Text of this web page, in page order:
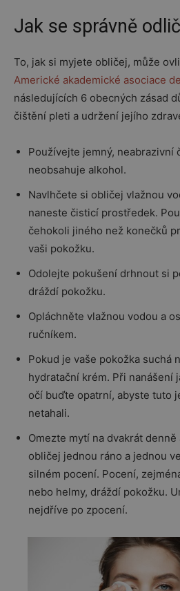
Jak se správně
To, jak si myjete obličej, může
Americké akademické asociace
následujících 6 obecných zásad
čištění pleti a udržení jejího
Používejte jemný,
neobsahuje alkohol.
Navlhčete si obličej vlažnou
naneste čisticí prostředek.
čehokoli jiného než konečků
vaši pokožku.
Odolejte pokušení drhnout si
dráždí pokožku.
Opláchněte vlažnou vodou a
ručníkem.
Pokud je vaše pokožka suchá
hydratační krém. Při nanášení
očí buďte opatrní, abyste tuto
netahali.
Omezte mytí na dvakrát
obličej jednou ráno a jednou
silném pocení. Pocení,
nebo helmy, dráždí pokožku.
nejdříve po zpocení.